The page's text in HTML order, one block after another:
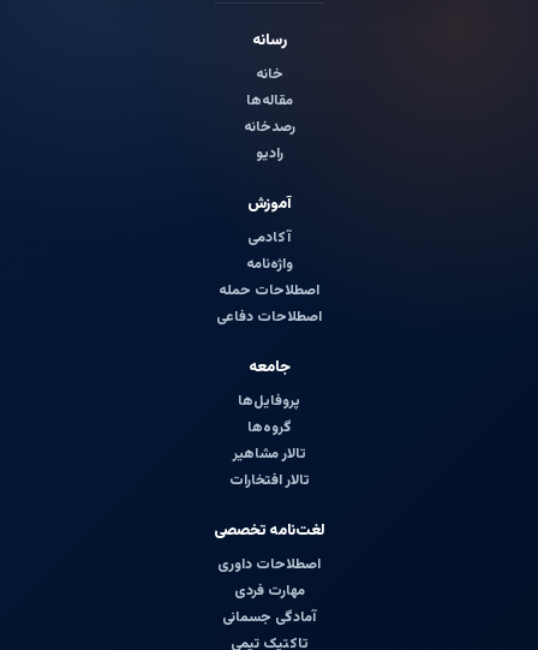
رسانه
خانه
مقاله‌ها
رصدخانه
رادیو
آموزش
آکادمی
واژه‌نامه
اصطلاحات حمله
اصطلاحات دفاعی
جامعه
پروفایل‌ها
گروه‌ها
تالار مشاهیر
تالار افتخارات
لغت‌نامه تخصصی
اصطلاحات داوری
مهارت فردی
آمادگی جسمانی
تاکتیک تیمی